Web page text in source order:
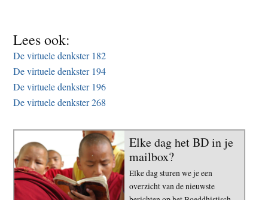
t
e
Lees ook:
De virtuele denkster 182
De virtuele denkster 194
De virtuele denkster 196
De virtuele denkster 268
Elke dag het BD in je
mailbox?
Elke dag sturen we je een
overzicht van de nieuwste